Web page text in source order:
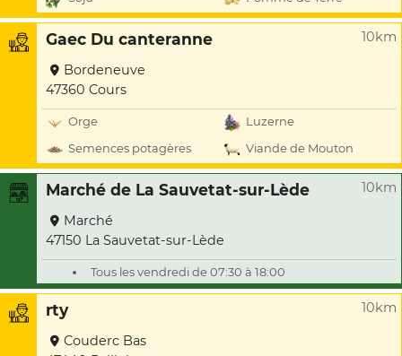
Gaec Du canteranne 10km
Bordeneuve
47360 Cours
Orge
Luzerne
Semences potagères
Viande de Mouton
Marché de La Sauvetat-sur-Lède 10km
Marché
47150 La Sauvetat-sur-Lède
Tous les vendredi de 07:30 à 18:00
rty 10km
Couderc Bas